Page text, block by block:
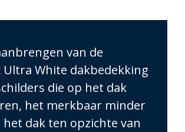
van de
Ultra White dakbedekking
die op het dak
het merkbaar minder
dak ten opzichte van